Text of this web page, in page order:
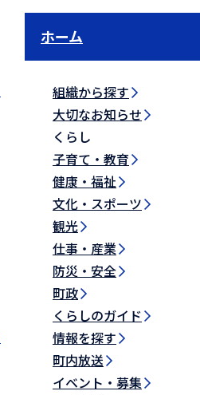
ホーム
組織から探す
大切なお知らせ
くらし
子育て・教育
健康・福祉
文化・スポーツ
観光
仕事・産業
防災・安全
町政
くらしのガイド
情報を探す
町内放送
イベント・募集